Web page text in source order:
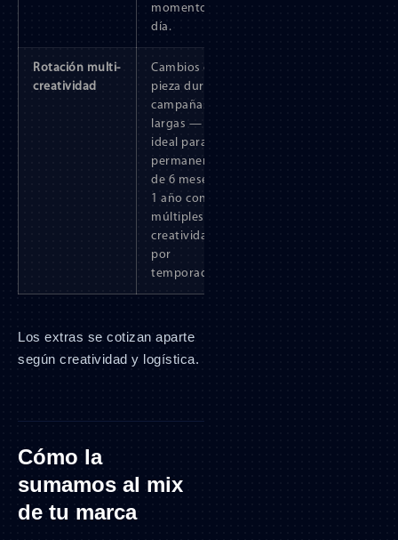
momento del
día.
Rotación multi-
creatividad
Cambios de
pieza durante
campañas
largas —
ideal para
permanencias
de 6 meses o
1 año con
múltiples
creatividades
por
temporada.
Los extras se cotizan aparte
según creatividad y logística.
Cómo la
sumamos al mix
de tu marca